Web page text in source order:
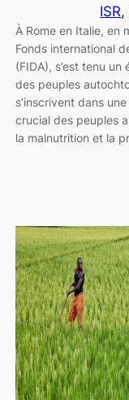
ISR,
À Rome en Italie, en
Fonds international
(FIDA), s’est tenu
des peuples
s’inscrivent dans
crucial des peuples
la malnutrition et la